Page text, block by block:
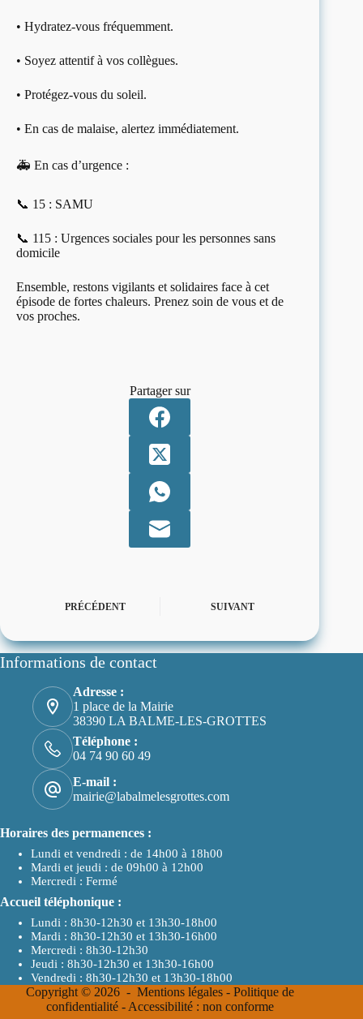
• Hydratez-vous fréquemment.
• Soyez attentif à vos collègues.
• Protégez-vous du soleil.
• En cas de malaise, alertez immédiatement.
🚑 En cas d’urgence :
📞 15 : SAMU
📞 115 : Urgences sociales pour les personnes sans
domicile
Ensemble, restons vigilants et solidaires face à cet
épisode de fortes chaleurs. Prenez soin de vous et de
vos proches.
Partager sur
PRÉCÉDENT SUIVANT
Informations de contact
Adresse :
1 place de la Mairie
38390 LA BALME-LES-GROTTES
Téléphone :
04 74 90 60 49
E-mail :
mairie@labalmelesgrottes.com
Horaires des permanences :
Lundi et vendredi : de 14h00 à 18h00
Mardi et jeudi : de 09h00 à 12h00
Mercredi : Fermé
Accueil téléphonique :
Lundi : 8h30-12h30 et 13h30-18h00
Mardi : 8h30-12h30 et 13h30-16h00
Mercredi : 8h30-12h30
Jeudi : 8h30-12h30 et 13h30-16h00
Vendredi : 8h30-12h30 et 13h30-18h00
Copyright © 2026 - Mentions légales- Politique de
confidentialité- Accessibilité : non conforme